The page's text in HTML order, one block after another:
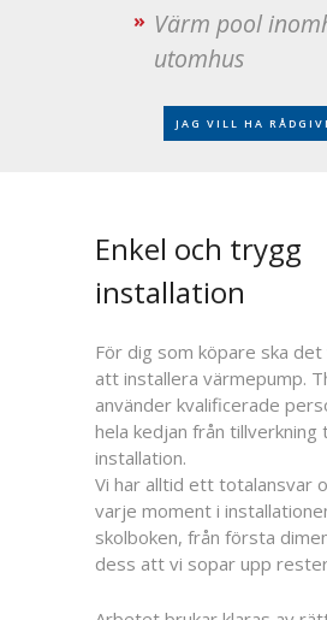
Värm pool
utomhus
JAG VILL HA
Enkel och trygg
installation
För dig som köpare ska
att installera värmepump.
använder kvalificerade
hela kedjan från tillverkning
installation.
Vi har alltid ett totalansvar
varje moment i
skolboken, från första
dess att vi sopar upp